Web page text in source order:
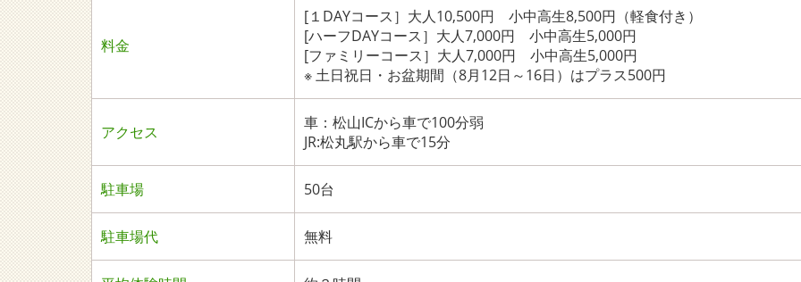
料金
[１DAYコース］大人10,500円 小中高生8,500円（軽食付き）
[ハーフDAYコース］大人7,000円 小中高生5,000円
[ファミリーコース］大人7,000円 小中高生5,000円
※ 土日祝日・お盆期間（8月12日～16日）はプラス500円
アクセス
車：松山ICから車で100分弱
JR:松丸駅から車で15分
駐車場 50台
駐車場代 無料